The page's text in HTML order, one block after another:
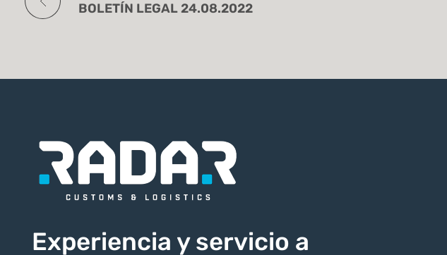
BOLETÍN LEGAL 24.08.2022
Experiencia y servicio a